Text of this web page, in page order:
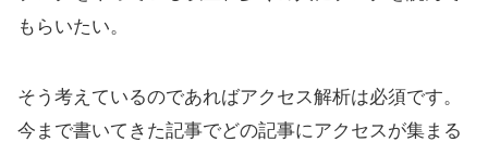
もらいたい。
そう考えているのであればアクセス解析は必須です。
今まで書いてきた記事でどの記事にアクセスが集まる